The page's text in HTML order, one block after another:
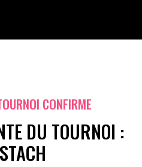
CONFIRME
DU TOURNOI :